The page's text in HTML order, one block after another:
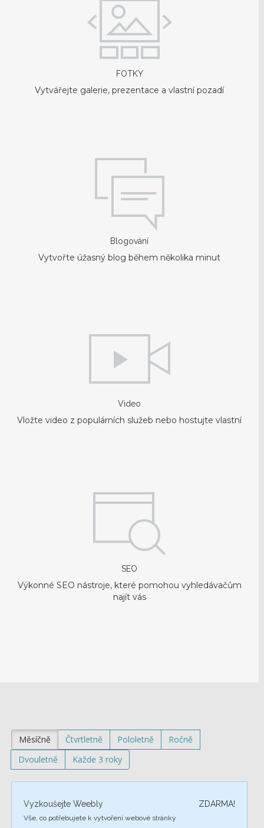
FOTKY
Vytvářejte galerie, prezentace a vlastní pozadí
Blogování
Vytvořte úžasný blog během několika minut
Video
Vložte video z populárních služeb nebo hostujte vlastní
SEO
Výkonné SEO nástroje, které pomohou vyhledávačům
najít vás
Měsíčně Čtvrtletně Pololetně
Ročně
Dvouletně
Každe 3 roky
ZDARMA!
Vyzkoušejte Weebly
Vše, co potřebujete k vytvoření webové stránky